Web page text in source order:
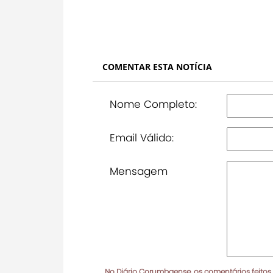
COMENTAR ESTA NOTÍCIA
Nome Completo:
Email Válido:
Mensagem